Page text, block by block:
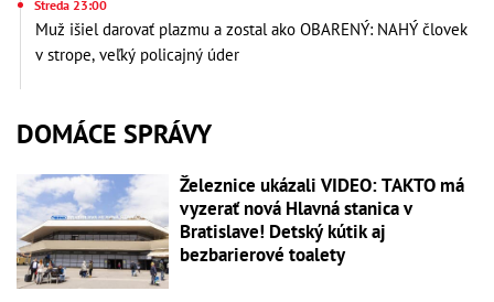
Streda 23:00
Muž išiel darovať plazmu a zostal ako OBARENÝ: NAHÝ človek
v strope, veľký policajný úder
DOMÁCE SPRÁVY
Železnice ukázali VIDEO: TAKTO má
vyzerať nová Hlavná stanica v
Bratislave! Detský kútik aj
bezbarierové toalety